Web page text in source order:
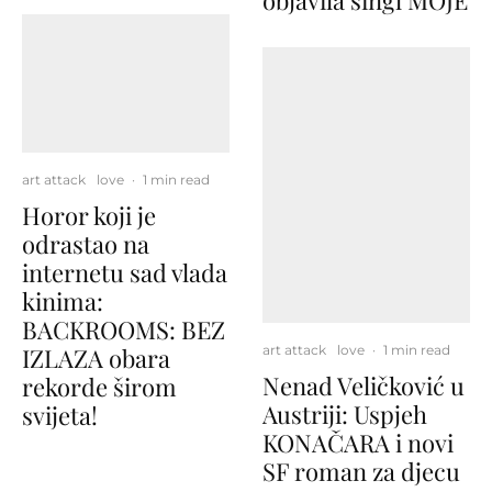
art attack love · 1 min read
Horor koji je
odrastao na
internetu sad vlada
kinima:
BACKROOMS: BEZ
IZLAZA obara
rekorde širom
svijeta!
art attack love · 1 min read
Nenad Veličković u
Austriji: Uspjeh
KONAČARA i novi
SF roman za djecu